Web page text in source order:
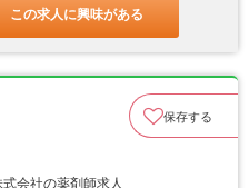
この求人に興味がある
保存する
会社の薬剤師求人